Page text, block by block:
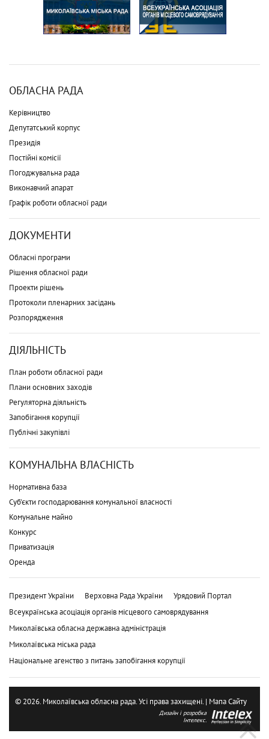
ОБЛАСНА РАДА
Керівництво
Депутатський корпус
Президія
Постійні комісії
Погоджувальна рада
Виконавчий апарат
Графік роботи обласної ради
ДОКУМЕНТИ
Обласні програми
Рішення обласної ради
Проекти рішень
Протоколи пленарних засідань
Розпорядження
ДІЯЛЬНІСТЬ
План роботи обласної ради
Плани основних заходів
Регуляторна діяльність
Запобігання корупції
Публічні закупівлі
КОМУНАЛЬНА ВЛАСНІСТЬ
Нормативна база
Суб'єкти господарювання комунальної власності
Комунальне майно
Конкурс
Приватизація
Оренда
Президент України Верховна Рада України
Урядовий Портал
Всеукраїнська асоціація органів місцевого самоврядування
Миколаївська обласна державна адміністрація
Миколаївська міська рада
Національне агенство з питань запобігання корупції
© 2026. Миколаївська обласна рада. Усі права захищені. | Мапа Сайту
Дизайн і розробка
Інтелекс.